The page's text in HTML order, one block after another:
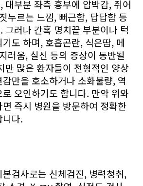
대부분 좌측 흉부에 압박감, 쥐어
누르는 느낌, 뻐근함, 답답함 등
그러나 간혹 명치끝 부분이나 턱
도 하며, 호흡곤란, 식은땀, 메
러움, 실신 등의 증상이 동반될
만 많은 환자들이 전형적인 양상
만을 호소하거나 소화불량, 역
오인하기도 합니다. 만약 위와
즉시 병원을 방문하여 정확한
다.
검사로는 신체검진, 병력청취,